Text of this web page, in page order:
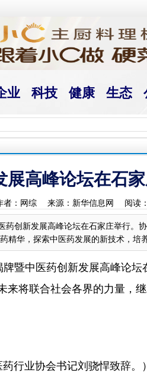
业 科技 健康 生态
展高峰论坛在石
：网综 来源：新华信息网 阅读：
创新发展高峰论坛在石家庄举行。
华，探索中医药发展的新技术，培
暨中医药创新发展高峰论
将联合社会各界的力量，
药行业协会书记刘骁悍致辞。）